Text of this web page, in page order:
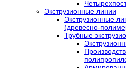
Экструзионные линии
Экструзионные
(древесно-
Трубные